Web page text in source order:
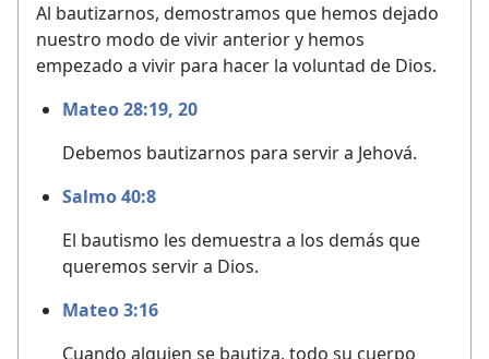
Al bautizarnos, demostramos que hemos dejado
nuestro modo de vivir anterior y hemos
empezado a vivir para hacer la voluntad de Dios.
Mateo 28:19, 20
Debemos bautizarnos para servir a Jehová.
Salmo 40:8
El bautismo les demuestra a los demás que
queremos servir a Dios.
Mateo 3:16
Cuando alguien se bautiza, todo su cuerpo